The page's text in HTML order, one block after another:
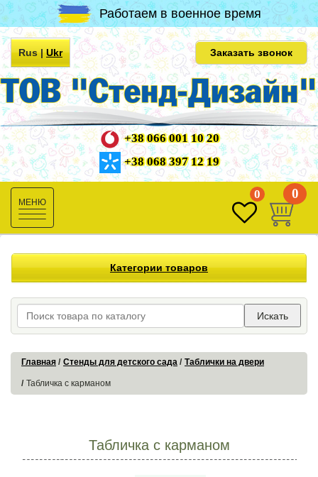
Работаем в военное время
Rus|Ukr Заказать звонок
+38 066 001 10 20
+38 068 397 12 19
Toggle
navigation
0 0
Категории товаров
Искать
Главная Стенды для детского сада Таблички на двери
Табличка с карманом
Табличка с карманом